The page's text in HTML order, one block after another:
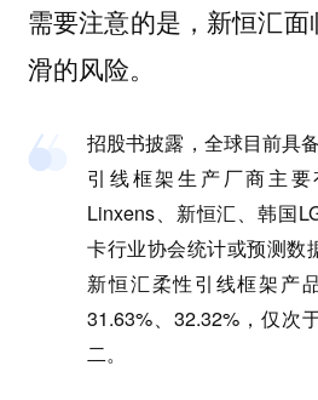
需要注意的是，新恒汇
滑的风险。
招股书披露，全球目前具
引线框架生产厂商主
Linxens、新恒汇、韩国
卡行业协会统计或预测数
新恒汇柔性引线框架产
31.63%、32.32%，仅次
二。